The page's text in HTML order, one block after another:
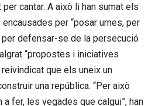
per cantar. A això li han sumat els
per “posar urnes, per
defensar-se de la persecució
“propostes i iniciatives
que els uneix un
una república. “Per això
a fer, les vegades que calgui”, han